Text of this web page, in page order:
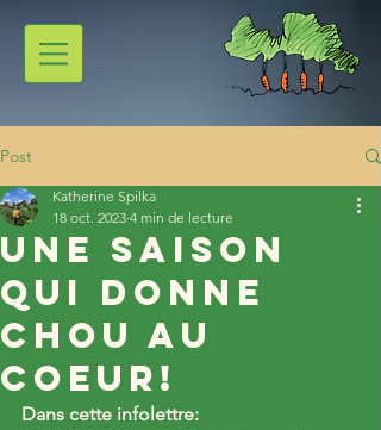
Post
Une saison
qui Donne
Chou au
Coeur!
Katherine Spilka
18 oct. 2023 4 min de lecture
Dans cette infolettre: